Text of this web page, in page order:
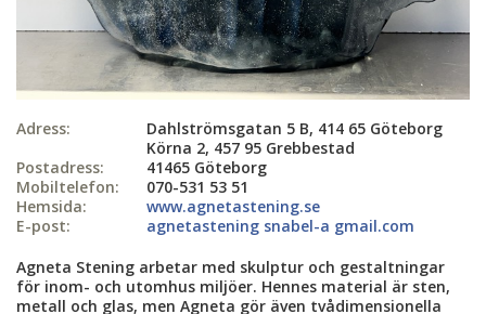
Adress:
Dahlströmsgatan 5 B, 414 65 Göteborg
Körna 2, 457 95 Grebbestad
Postadress:
41465 Göteborg
Mobiltelefon:
070-531 53 51
Hemsida:
www.agnetastening.se
E-post:
agnetastening snabel-a gmail.com
Agneta Stening arbetar med skulptur och gestaltningar
för inom- och utomhus miljöer. Hennes material är sten,
metall och glas, men Agneta gör även tvådimensionella